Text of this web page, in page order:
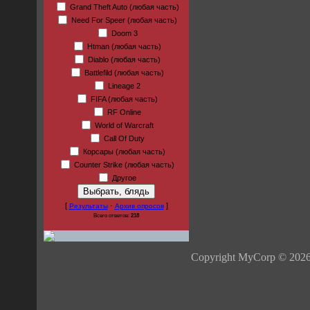
Grand Theft Auto (любая часть)
Need For Speer (любая часть)
Doom 3
Htman (любая часть)
Diablo (любая часть)
Battlefild (любая часть)
Lineage 2
FIFA (любая часть)
RF Online
World of Warcraft
Call Of Duty
Корсары (любая часть)
Counter Strike (любая часть)
Другое
[ Результаты· Архив опросов]
Всего ответов: 218
Copyright MyCorp ©